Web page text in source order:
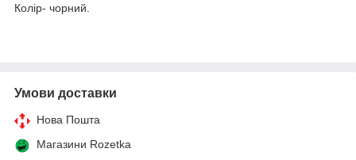
Колір- чорний.
Умови доставки
Нова Пошта
Магазини Rozetka